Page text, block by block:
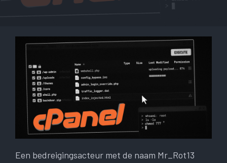
Een bedreigingsacteur met de naam Mr_Rot13